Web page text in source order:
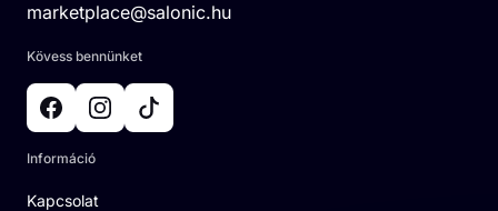
marketplace@salonic.hu
Kövess bennünket
Információ
Kapcsolat